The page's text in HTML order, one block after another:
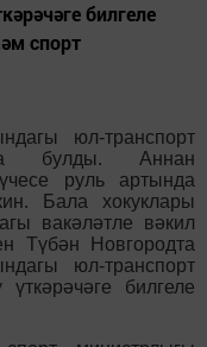
билгеле
спорт
юл-транспорт
булды. Аннан
руль артында
Бала хокуклары
вакәләтле вәкил
Түбән Новгородта
юл-транспорт
билгеле